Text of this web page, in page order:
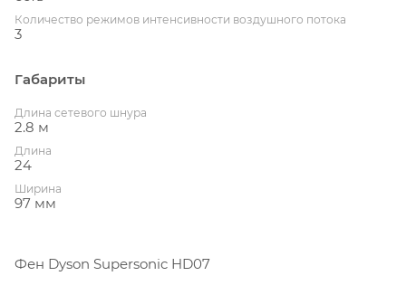
Количество режимов интенсивности воздушного потока
3
Габариты
Длина сетевого шнура
2.8 м
Длина
24
Ширина
97 мм
Фен Dyson Supersonic HD07